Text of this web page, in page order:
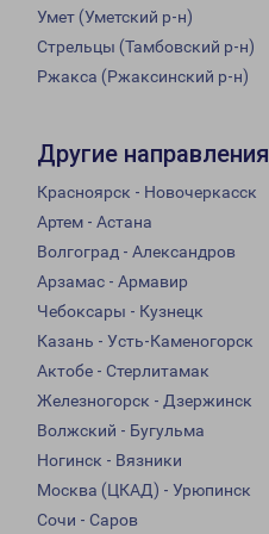
Умет (Уметский р-н)
Стрельцы (Тамбовский р-н)
Ржакса (Ржаксинский р-н)
Другие направления
Красноярск - Новочеркасск
Артем - Астана
Волгоград - Александров
Арзамас - Армавир
Чебоксары - Кузнецк
Казань - Усть-Каменогорск
Актобе - Стерлитамак
Железногорск - Дзержинск
Волжский - Бугульма
Ногинск - Вязники
Москва (ЦКАД) - Урюпинск
Сочи - Саров